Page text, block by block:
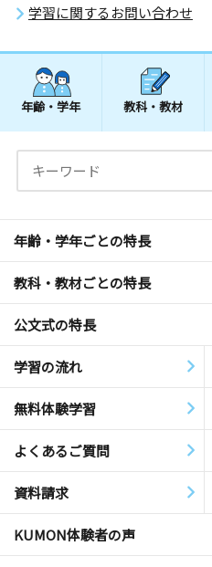
学習に関するお問い合わせ
年齢・学年 教科・教材
年齢・学年ごとの特長
教科・教材ごとの特長
公文式の特長
学習の流れ
無料体験学習
よくあるご質問
資料請求
KUMON体験者の声